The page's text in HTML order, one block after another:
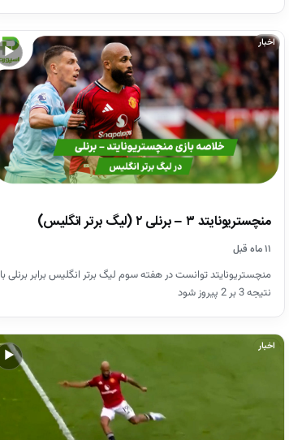
▶
اخبار
منچستریونایتد ۳ – برنلی ۲ (لیگ برتر انگلیس)
۱۱ ماه قبل
منچستریونایتد توانست در هفته سوم لیگ برتر انگلیس برابر برنلی با
نتیجه 3 بر 2 پیروز شود
▶
اخبار